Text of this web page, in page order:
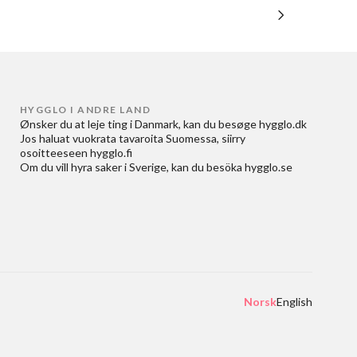
HYGGLO I ANDRE LAND
Ønsker du at leje ting i Danmark, kan du besøge hygglo.dk
Jos haluat vuokrata tavaroita Suomessa, siirry
osoitteeseen hygglo.fi
Om du vill hyra saker i Sverige, kan du besöka hygglo.se
NorskEnglish